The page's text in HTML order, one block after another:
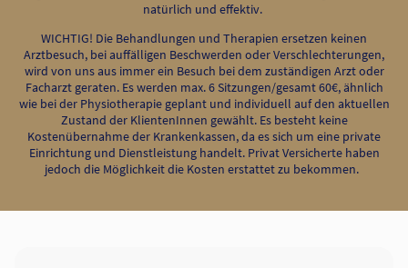
natürlich und effektiv.
WICHTIG! Die Behandlungen und Therapien ersetzen keinen
Arztbesuch, bei auffälligen Beschwerden oder Verschlechterungen,
wird von uns aus immer ein Besuch bei dem zuständigen Arzt oder
Facharzt geraten. Es werden max. 6 Sitzungen/gesamt 60€, ähnlich
wie bei der Physiotherapie geplant und individuell auf den aktuellen
Zustand der KlientenInnen gewählt. Es besteht keine
Kostenübernahme der Krankenkassen, da es sich um eine private
Einrichtung und Dienstleistung handelt. Privat Versicherte haben
jedoch die Möglichkeit die Kosten erstattet zu bekommen.